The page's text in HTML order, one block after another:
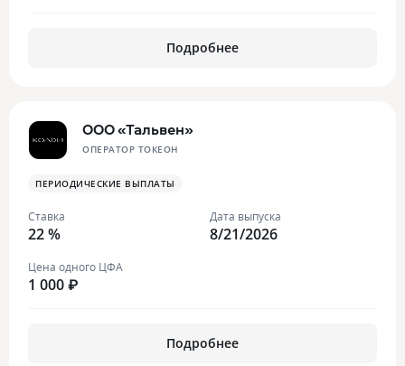
Подробнее
ООО «Тальвен»
ОПЕРАТОР ТОКЕОН
ПЕРИОДИЧЕСКИЕ ВЫПЛАТЫ
Ставка
22 %
Дата выпуска
8/21/2026
Цена одного ЦФА
1 000 ₽
Подробнее